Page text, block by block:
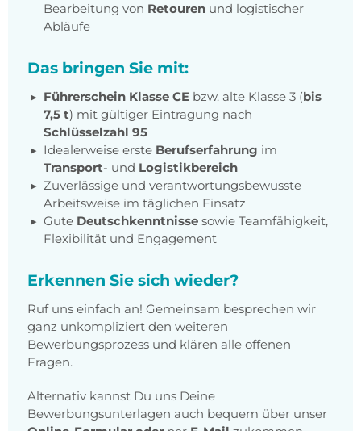
Bearbeitung von Retouren und logistischer
Abläufe
Das bringen Sie mit:
Führerschein Klasse CE bzw. alte Klasse 3 (bis
7,5 t) mit gültiger Eintragung nach
Schlüsselzahl 95
Idealerweise erste Berufserfahrung im
Transport- und Logistikbereich
Zuverlässige und verantwortungsbewusste
Arbeitsweise im täglichen Einsatz
Gute Deutschkenntnisse sowie Teamfähigkeit,
Flexibilität und Engagement
Erkennen Sie sich wieder?
Ruf uns einfach an! Gemeinsam besprechen wir
ganz unkompliziert den weiteren
Bewerbungsprozess und klären alle offenen
Fragen.
Alternativ kannst Du uns Deine
Bewerbungsunterlagen auch bequem über unser